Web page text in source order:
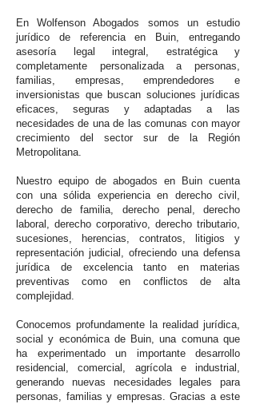
En Wolfenson Abogados somos un estudio
jurídico de referencia en Buin, entregando
asesoría legal integral, estratégica y
completamente personalizada a personas,
familias, empresas, emprendedores e
inversionistas que buscan soluciones jurídicas
eficaces, seguras y adaptadas a las
necesidades de una de las comunas con mayor
crecimiento del sector sur de la Región
Metropolitana.
Nuestro equipo de abogados en Buin cuenta
con una sólida experiencia en derecho civil,
derecho de familia, derecho penal, derecho
laboral, derecho corporativo, derecho tributario,
sucesiones, herencias, contratos, litigios y
representación judicial, ofreciendo una defensa
jurídica de excelencia tanto en materias
preventivas como en conflictos de alta
complejidad.
Conocemos profundamente la realidad jurídica,
social y económica de Buin, una comuna que
ha experimentado un importante desarrollo
residencial, comercial, agrícola e industrial,
generando nuevas necesidades legales para
personas, familias y empresas. Gracias a este